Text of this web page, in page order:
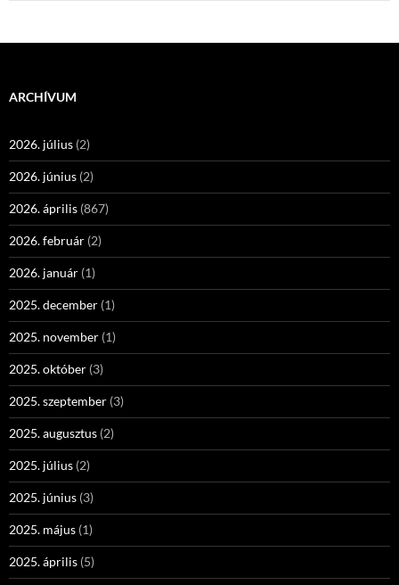
ARCHÍVUM
2026. július (2)
2026. június (2)
2026. április (867)
2026. február (2)
2026. január (1)
2025. december (1)
2025. november (1)
2025. október (3)
2025. szeptember (3)
2025. augusztus (2)
2025. július (2)
2025. június (3)
2025. május (1)
2025. április (5)